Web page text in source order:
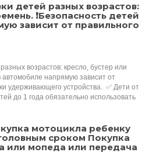
детей разных возрастов:
❗️Безопасность детей
зависит от правильного
возрастов: кресло, бустер или
автомобиле напрямую зависит от
удерживающего устройства. ✅️ Дети от
до 1 года обязательно использовать
мотоцикла ребенку
сроком Покупка
или мопеда или передача